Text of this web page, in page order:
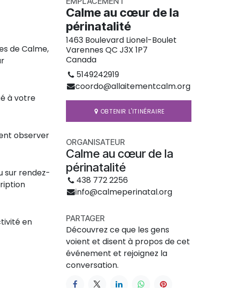
de Calme,
à votre
observer
sur rendez-
en
Calme au cœur de la
périnatalité
1463 Boulevard Lionel-Boulet
Varennes QC J3X 1P7
Canada
5149242919
coordo@allaitementcalm.org
OBTENIR L'ITINÉRAIRE
ORGANISATEUR
Calme au cœur de la
périnatalité
438 772 2256
info@calmeperinatal.org
PARTAGER
Découvrez ce que les gens
voient et disent à propos de cet
événement et rejoignez la
conversation.